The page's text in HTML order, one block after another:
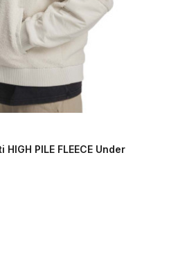
PILE FLEECE Under